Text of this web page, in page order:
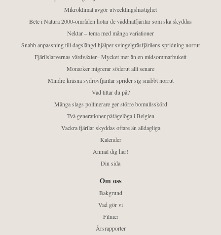
Mikroklimat avgör utvecklingshastighet
Bete i Natura 2000-områden hotar de väddnätfjärilar som ska skyddas
Nektar – tema med många variationer
Snabb anpassning till dagslängd hjälper svingelgräsfjärilens spridning norrut
Fjärilslarvernas värdväxter– Mycket mer än en midsommarbukett
Monarker migrerar söderut allt senare
Mindre kräsna sydrovfjärilar sprider sig snabbt norrut
Vad tittar du på?
Många slags pollinerare ger större bomullsskörd
Två generationer påfågelöga i Belgien
Vackra fjärilar skyddas oftare än alldagliga
Kalender
Anmäl dig här!
Din sida
Om oss
Bakgrund
Vad gör vi
Filmer
Årsrapporter